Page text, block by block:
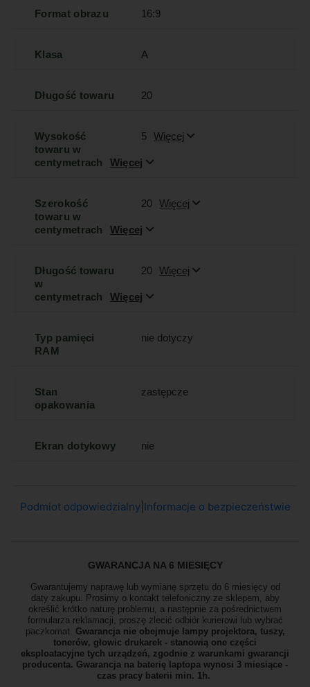
Format obrazu 16:9
Klasa A
Długość towaru 20
Wysokość
towaru w
centymetrach
Więcej
5 Więcej
Szerokość
towaru w
centymetrach
Więcej
20 Więcej
Długość towaru
w
centymetrach
Więcej
20 Więcej
Typ pamięci
RAM
nie dotyczy
Stan
opakowania
zastępcze
Ekran dotykowy nie
Podmiot odpowiedzialny| Informacje o bezpieczeństwie
GWARANCJA NA 6 MIESIĘCY
Gwarantujemy naprawę lub wymianę sprzętu do 6 miesięcy od
daty zakupu. Prosimy o kontakt telefoniczny ze sklepem, aby
określić krótko naturę problemu, a następnie za pośrednictwem
formularza reklamacji, proszę zlecić odbiór kurierowi lub wybrać
paczkomat. Gwarancja nie obejmuje lampy projektora, tuszy,
tonerów, głowic drukarek - stanowią one części
eksploatacyjne tych urządzeń, zgodnie z warunkami gwarancji
producenta. Gwarancja na baterię laptopa wynosi 3 miesiące -
czas pracy baterii min. 1h.